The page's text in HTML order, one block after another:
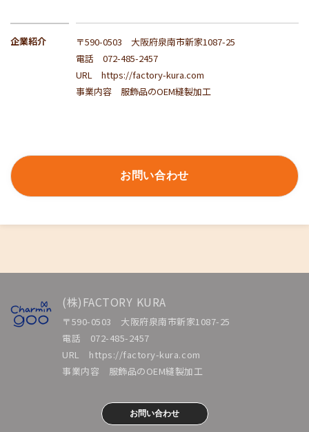
企業紹介
〒590-0503　大阪府泉南市新家1087-25
電話　072-485-2457
URL　https://factory-kura.com
お問い合わせ
(株)FACTORY KURA
〒590-0503　大阪府泉南市新家1087-25
電話　072-485-2457
URL　https://factory-kura.com
お問い合わせ